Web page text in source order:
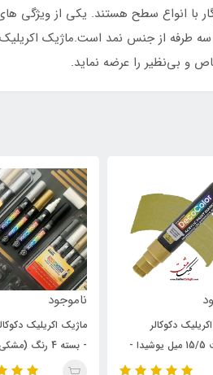
با انواع سطح هستند. یکی از ویژگی
سه طرفه از جنس نمد است.ماژیک اکریلیک
دکوکالر یوشیدا
- بسته 4 رنگ (مشکی، سفید،
و طلایی)
240,000
ماژیک اکریلیک
- مشکی